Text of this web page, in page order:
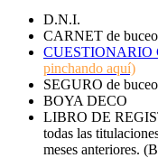
D.N.I.
CARNET de buceo
CUESTIONARIO
pinchando aquí)
SEGURO de buceo
BOYA DECO
LIBRO DE
todas las
meses anteriores.